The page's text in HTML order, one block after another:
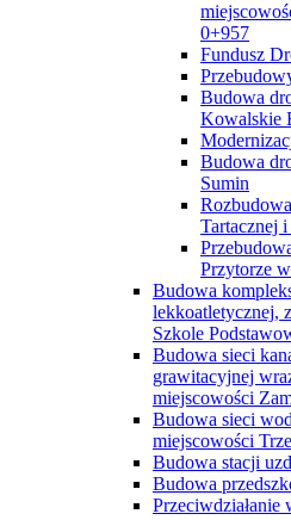
0+957
Fundusz
Budowa
Kowalskie
Budowa
Sumin
Tartacznej
Przytorze
Budowa
lekkoatletycznej,
Szkole
Budowa sieci
grawitacyjnej
miejscowości
Budowa sieci
miejscowości
Budowa stacji
Budowa